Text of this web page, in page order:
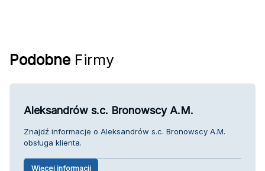
Podobne Firmy
Aleksandrów s.c. Bronowscy A.M.
Znajdź informacje o Aleksandrów s.c. Bronowscy A.M.
obsługa klienta.
Więcej informacji